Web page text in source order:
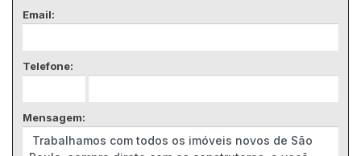
Email:
Telefone:
Mensagem: